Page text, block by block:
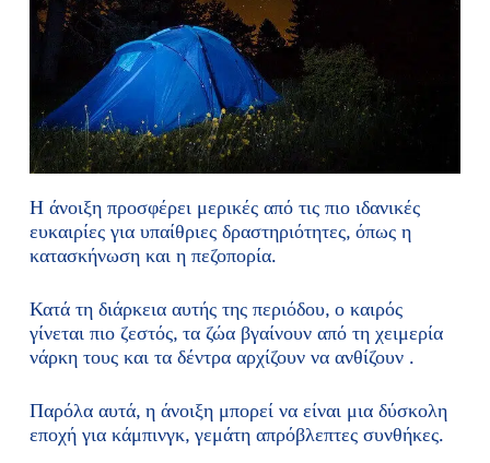
Η άνοιξη προσφέρει μερικές από τις πιο ιδανικές
ευκαιρίες για υπαίθριες δραστηριότητες, όπως η
κατασκήνωση και η πεζοπορία.
Κατά τη διάρκεια αυτής της περιόδου, ο καιρός
γίνεται πιο ζεστός, τα ζώα βγαίνουν από τη χειμερία
νάρκη τους και τα δέντρα αρχίζουν να ανθίζουν .
Παρόλα αυτά, η άνοιξη μπορεί να είναι μια δύσκολη
εποχή για κάμπινγκ, γεμάτη απρόβλεπτες συνθήκες.